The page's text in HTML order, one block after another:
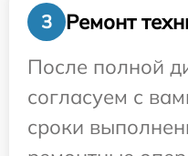
3
Ремонт
После полной
согласуем с
сроки